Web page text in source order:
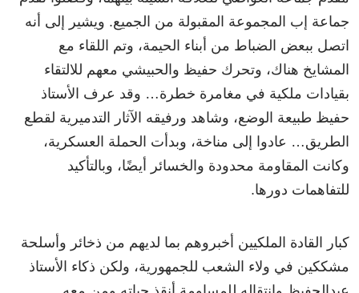
جماعة إب المجموعة المقبولة من الجميع. ويشير إلى أنه
اتصل ببعض الضباط من أبناء الحيمة، وتم اللقاء مع
المشايخ هناك، وتحرك حفيظ والحبيشي معهم للالتقاء
بقيادات ملكية في مغامرة خطرة… وقد عرف الأستاذ
حفيظ طبيعة الوضع، وشاهد ورفيقه الآثار التدميرية لقطع
الطريق… عادوا إلى مناخة، وبدأت الحملة العسكرية،
وكانت المقاومة محدودة والخسائر أيضًا، وبالتأكيد
للتفاهمات دورها.
كبار القادة الملكيين أخبروهم بما لديهم من ذخائر وأسلحة
مشككين في ولاء الشعب للجمهورية، ولكن ذكاء الأستاذ